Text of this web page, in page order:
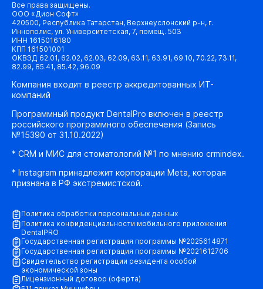
Все права защищены.
ООО «Дион Софт»
420500, Республика Татарстан, Верхнеуслонский р-н, г.
Иннополис, ул. Университетская, 7, помещ. 503
ИНН 1615016180
КПП 161501001
ОКВЭД 62.01, 62.02, 62.03, 62.09, 63.11, 63.91, 69.10, 70.22, 73.11,
82.99, 85.41, 85.42, 96.09
Компания входит в реестр аккредитованных ИТ-
компаний
Программный продукт DentalPro включен в реестр
российского программного обеспечения (Запись
№15390 от 31.10.2022)
* CRM и МИС для стоматологий №1 по мнению crmindex.
* Instagram принадлежит корпорации Meta, которая
признана в РФ экстремистской.
Политика обработки персональных данных
Политика конфиденциальности мобильного приложения
DentalPRO
Государственная регистрация программы №2025614871
Государственная регистрация программы №2021612706
Свидетельство регистрации резидента особой
экономической зоны
Лицензионный договор (оферта)